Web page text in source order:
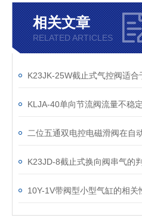
相关文章
RELATED ARTICLES